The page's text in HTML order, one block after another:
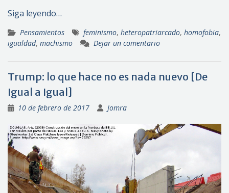
Siga leyendo…
Pensamientos feminismo, heteropatriarcado, homofobia,
igualdad, machismo Dejar un comentario
Trump: lo que hace no es nada nuevo [De
Igual a Igual]
10 de febrero de 2017 Jomra